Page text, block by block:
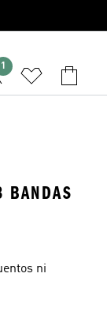
1
BANDAS
ni